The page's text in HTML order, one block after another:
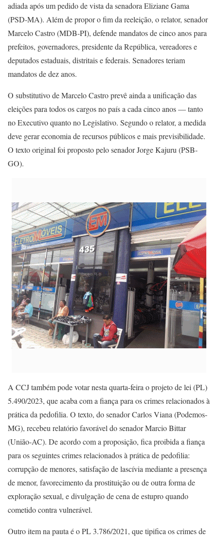
adiada após um pedido de vista da senadora Eliziane Gama
(PSD-MA). Além de propor o fim da reeleição, o relator, senador
Marcelo Castro (MDB-PI), defende mandatos de cinco anos para
prefeitos, governadores, presidente da República, vereadores e
deputados estaduais, distritais e federais. Senadores teriam
mandatos de dez anos.
O substitutivo de Marcelo Castro prevê ainda a unificação das
eleições para todos os cargos no país a cada cinco anos — tanto
no Executivo quanto no Legislativo. Segundo o relator, a medida
deve gerar economia de recursos públicos e mais previsibilidade.
O texto original foi proposto pelo senador Jorge Kajuru (PSB-
GO).
A CCJ também pode votar nesta quarta-feira o projeto de lei (PL)
5.490/2023, que acaba com a fiança para os crimes relacionados à
prática da pedofilia. O texto, do senador Carlos Viana (Podemos-
MG), recebeu relatório favorável do senador Marcio Bittar
(União-AC). De acordo com a proposição, fica proibida a fiança
para os seguintes crimes relacionados à prática de pedofilia:
corrupção de menores, satisfação de lascívia mediante a presença
de menor, favorecimento da prostituição ou de outra forma de
exploração sexual, e divulgação de cena de estupro quando
cometido contra vulnerável.
Outro item na pauta é o PL 3.786/2021, que tipifica os crimes de